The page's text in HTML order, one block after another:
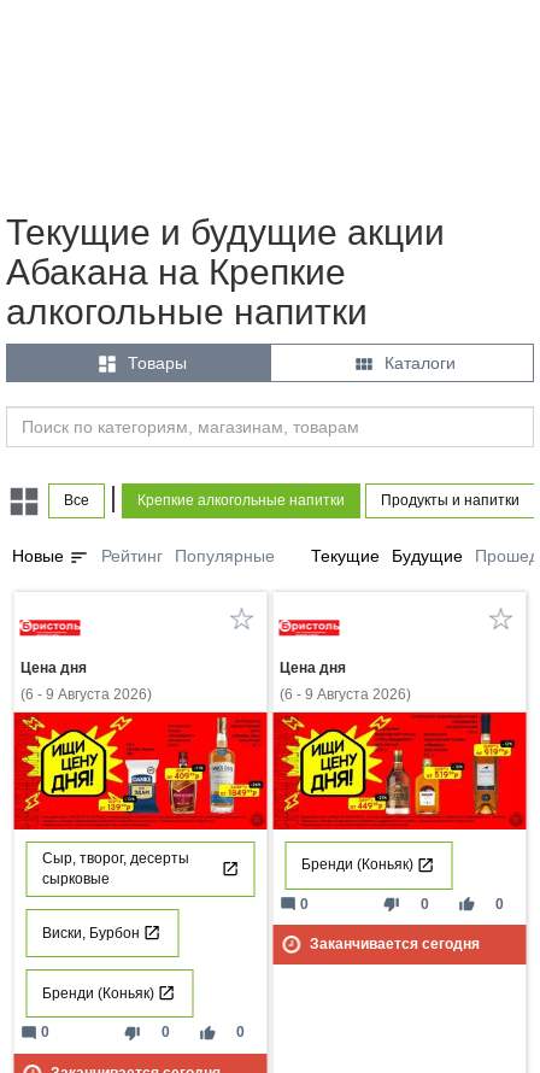
Текущие и будущие акции
Абакана на Крепкие
алкогольные напитки
 Товары  Каталоги
Все Крепкие алкогольные напитки Продукты и напитки
Новые sort Рейтинг Популярные Текущие Будущие
Цена дня
(6 - 9 Августа 2026)
Сыр, творог, десерты
сырковые
Виски, Бурбон
Бренди (Коньяк)
thumb_down 0 thumb_up 0
mode_comment 0
Цена дня
(6 - 9 Августа 2026)
Бренди (Коньяк)
thumb_down 0 thumb_up 0
mode_comment 0
Заканчивается сегодня